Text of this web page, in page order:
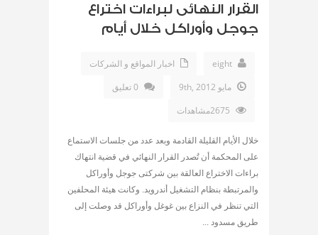
القرار النهائى لبراءات اختراع
جوجل وأوراكل خلال أيام
eight
اخبار المواقع و الشركات
مايو 9th, 2012
0 تعليق
خلال الأيام القليلة القادمة وبعد عدد من جلسات الاستماع
على المحكمة أن تُصدر القرار النهائي في قضية انتهاك
براءات الاختراع العالقة بين شركتى جوجل وأوراكل
والمرتبطة بنظام التشغيل أندرويد. وكانت هيئة المحلفين
التي تنظر في النزاع بين غوغل وأوراكل قد وصلت إلى
طريق مسدود ...